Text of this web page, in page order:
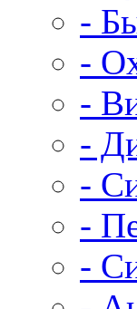
-
-
-
-
-
-
-